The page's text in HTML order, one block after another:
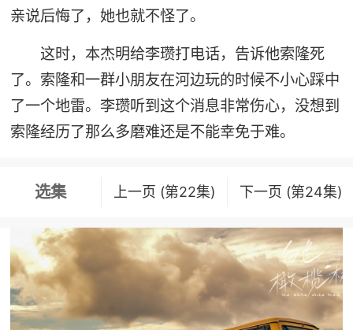
亲说后悔了，她也就不怪了。
这时，本杰明给李瓒打电话，告诉他索隆死
了。索隆和一群小朋友在河边玩的时候不小心踩中
了一个地雷。李瓒听到这个消息非常伤心，没想到
索隆经历了那么多磨难还是不能幸免于难。
选集 上一页 (第22集) 下一页 (第24集)